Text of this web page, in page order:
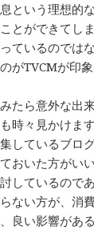
という理想的
とができてし
ているのでは
がTVCMが印
たら意外な出
時々見かけま
しているブロ
おいた方がいい
しているので
ない方が、消
良い影響があ